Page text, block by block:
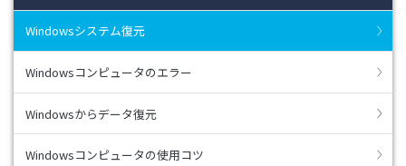
関連製品（データ修復/ バックアップ）
Repairit - データ修復
UBackit - データバックアップ
Windowsシステム復元
Windowsコンピュータのエラー
Windowsからデータ復元
Windowsコンピュータの使用コツ